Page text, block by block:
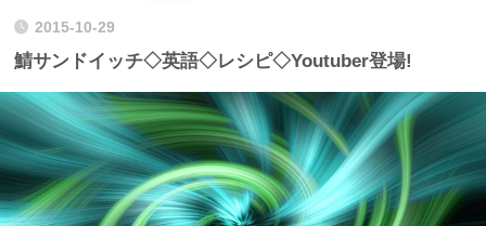
2015-10-29
鯖サンドイッチ◇英語◇レシピ◇Youtuber登場!